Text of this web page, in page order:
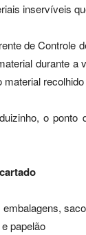
inservíveis
de Controle
durante a
material
o
papelão